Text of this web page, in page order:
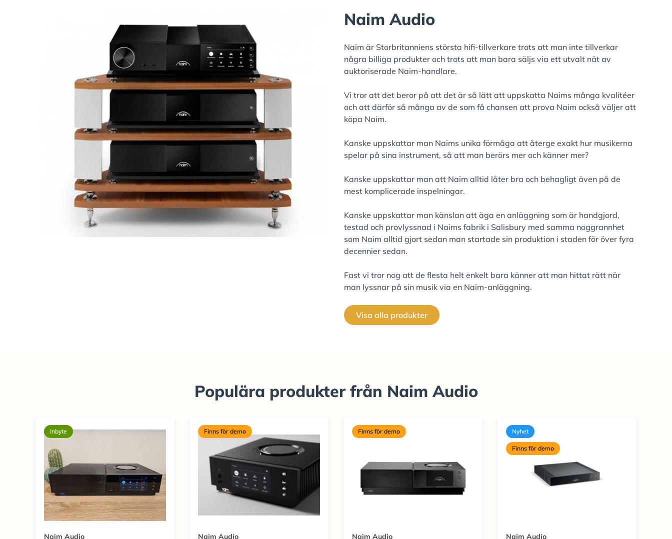
Naim Audio
Naim är Storbritanniens största hifi-tillverkare trots att man inte tillverkar
några billiga produkter och trots att man bara säljs via ett utvalt nät av
auktoriserade Naim-handlare.
Vi tror att det beror på att det är så lätt att uppskatta Naims många kvalitéer
och att därför så många av de som få chansen att prova Naim också väljer att
köpa Naim.
Kanske uppskattar man Naims unika förmåga att återge exakt hur musikerna
spelar på sina instrument, så att man berörs mer och känner mer?
Kanske uppskattar man att Naim alltid låter bra och behagligt även på de
mest komplicerade inspelningar.
Kanske uppskattar man känslan att äga en anläggning som är handgjord,
testad och provlyssnad i Naims fabrik i Salisbury med samma noggrannhet
som Naim alltid gjort sedan man startade sin produktion i staden för över fyra
decennier sedan.
Fast vi tror nog att de flesta helt enkelt bara känner att man hittat rätt när
man lyssnar på sin musik via en Naim-anläggning.
Visa alla produkter
Populära produkter från Naim Audio
Inbyte
Naim Audio
Finns för demo
Naim Audio
Finns för demo
Naim Audio
Nyhet
Finns för demo
Naim Audio